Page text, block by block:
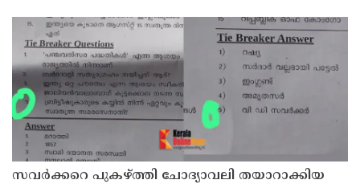
സവര്‍ക്കറെ പുകഴ്ത്തി ചോദ്യാവലി തയാറാക്കിയ